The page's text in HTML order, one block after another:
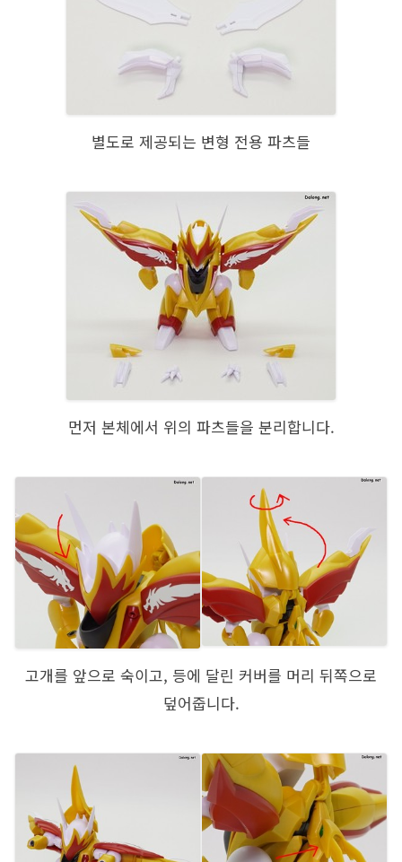
별도로 제공되는 변형 전용 파츠들
먼저 본체에서 위의 파츠들을 분리합니다.
고개를 앞으로 숙이고, 등에 달린 커버를 머리 뒤쪽으로
덮어줍니다.